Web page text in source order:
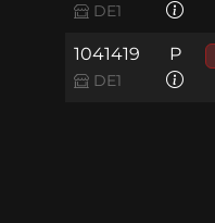
DE1
1041419
DE1
P